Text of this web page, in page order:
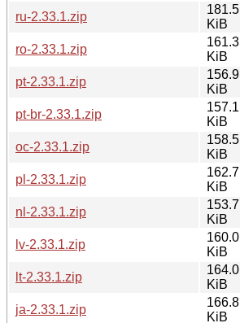
ru-2.33.1.zip
181.5
KiB
ro-2.33.1.zip
161.3
KiB
pt-2.33.1.zip
156.9
KiB
pt-br-2.33.1.zip
157.1
KiB
oc-2.33.1.zip
158.5
KiB
pl-2.33.1.zip
162.7
KiB
nl-2.33.1.zip
153.7
KiB
lv-2.33.1.zip
160.0
KiB
lt-2.33.1.zip
164.0
KiB
ja-2.33.1.zip
166.8
KiB